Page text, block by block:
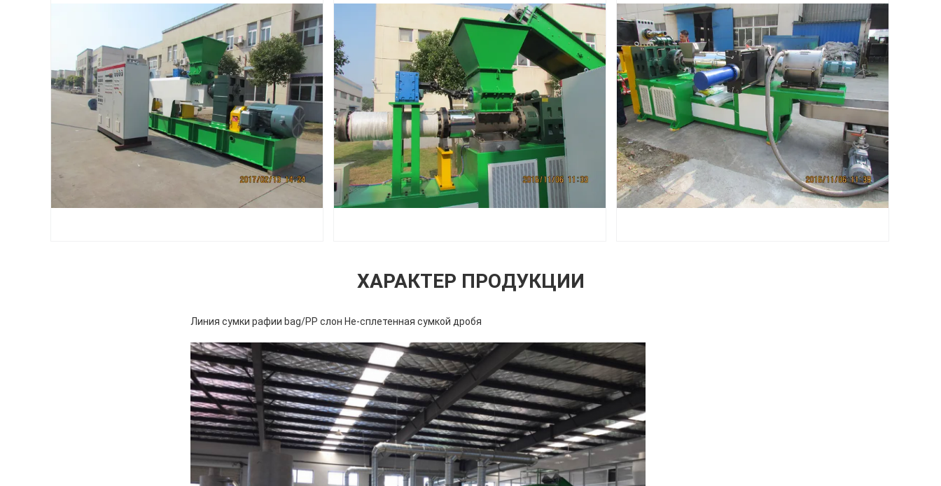
Оставьте сообщение Мы скоро тебе перезвоним!
ХАРАКТЕР ПРОДУКЦИИ
Линия сумки рафии bag/PP слон Не-сплетенная сумкой дробя